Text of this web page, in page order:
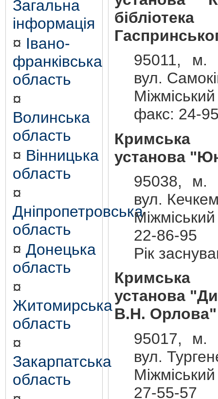
Загальна
інформація
¤ Івано-
франківська
область
¤
Волинська
область
¤ Вінницька
область
¤
Дніпропетровська
область
¤ Донецька
область
¤
Житомирська
область
¤
Закарпатська
область
95011, м.
вул.
факс: 24-
Кримська
установа
95038, м.
вул.
22-86-95
Рік
Кримська
установа
В.Н. Орлова"
95017, м.
вул.
27-55-57